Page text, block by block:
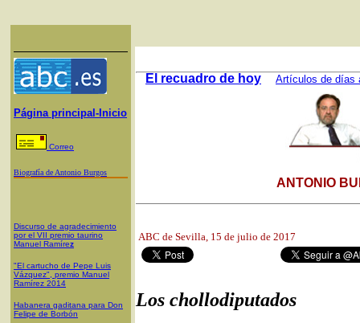
Página principal-Inicio
Correo
Biografía de Antonio Burgos
Discurso de agradecimiento
por el VII premio taurino
Manuel Ramírez
"El cartucho de Pepe Luis
Vázquez", premio Manuel
Ramírez 2014
Habanera gaditana para Don
Felipe de Borbón
El recuadro de hoy Artículos de días
ANTONIO
ABC de Sevilla, 15 de julio de 2017
Los chollodiputados